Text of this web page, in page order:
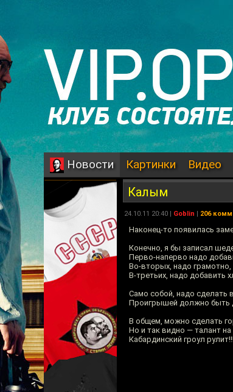
Новости Картинки Видео
Калым
24.10.11 20:40 | Goblin | 206
Наконец-то появилась
Конечно, я бы записал
Перво-наперво надо
Во-вторых, надо
В-третьих, надо добавить
Само собой, надо сделать
Проигрышей должно быть
В общем, можно сделать
Но и так видно — талант на
Кабардинский гроул